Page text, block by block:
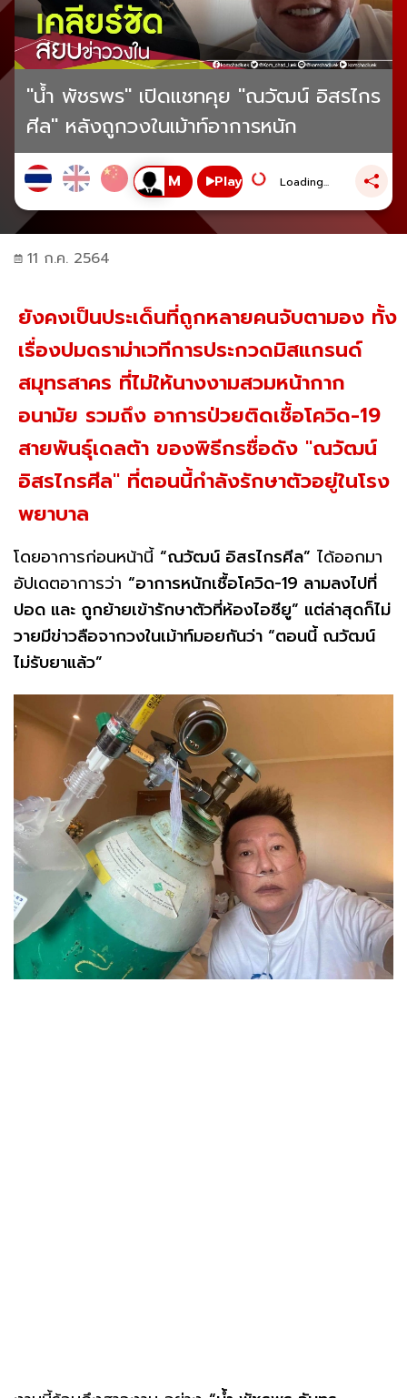
"น้ำ พัชรพร" เปิดแชทคุย "ณวัฒน์ อิสรไกร
ศีล" หลังถูกวงในเม้าท์อาการหนัก
Play Loading...
11 ก.ค. 2564
ยังคงเป็นประเด็นที่ถูกหลายคนจับตามอง ทั้ง
เรื่องปมดราม่าเวทีการประกวดมิสแกรนด์
สมุทรสาคร ที่ไม่ให้นางงามสวมหน้ากาก
อนามัย รวมถึง อาการป่วยติดเชื้อโควิด-19
สายพันธุ์เดลต้า ของพิธีกรชื่อดัง "ณวัฒน์
อิสรไกรศีล" ที่ตอนนี้กำลังรักษาตัวอยู่ในโรง
พยาบาล
โดยอาการก่อนหน้านี้ “ณวัฒน์ อิสรไกรศีล” ได้ออกมา
อัปเดตอาการว่า “อาการหนักเชื้อโควิด-19 ลามลงไปที่
ปอด และ ถูกย้ายเข้ารักษาตัวที่ห้องไอซียู” แต่ล่าสุดก็ไม่
วายมีข่าวลือจากวงในเม้าท์มอยกันว่า “ตอนนี้ ณวัฒน์
ไม่รับยาแล้ว”